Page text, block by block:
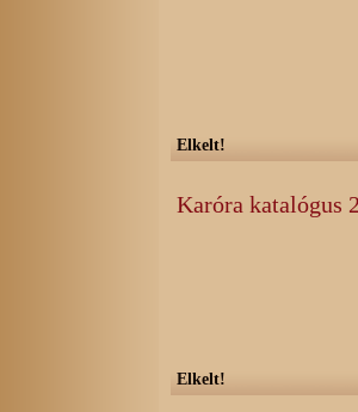
Elkelt!
Karóra katalógus
Elkelt!